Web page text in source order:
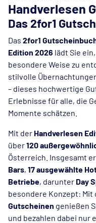
Handverlesen
Das 2for1
Das 2for1
Edition 2026 lädt Sie
besondere Weise zu
stilvolle
– dieses hochwertige
Erlebnisse für alle, die
Momente schätzen.
Mit der Handverlesen
über120
Österreich. Insgesamt
Bars, 17 ausgewählte
Betriebe, darunter Day
besondere Konzept:
Gutscheinen genießen
und bezahlen dabei nur